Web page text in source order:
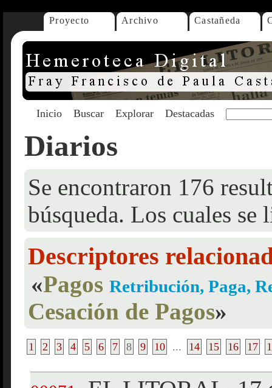
Proyecto Archivo Castañeda
Inicio Buscar Explorar Destacadas
Diarios
Se encontraron 176
búsqueda. Los cuales se
Descriptores
«Pagos Retribución, Paga,
Cesación de Pagos»
1 2 3 4 5 6 7 8 9 10 ... 14 15 16 17